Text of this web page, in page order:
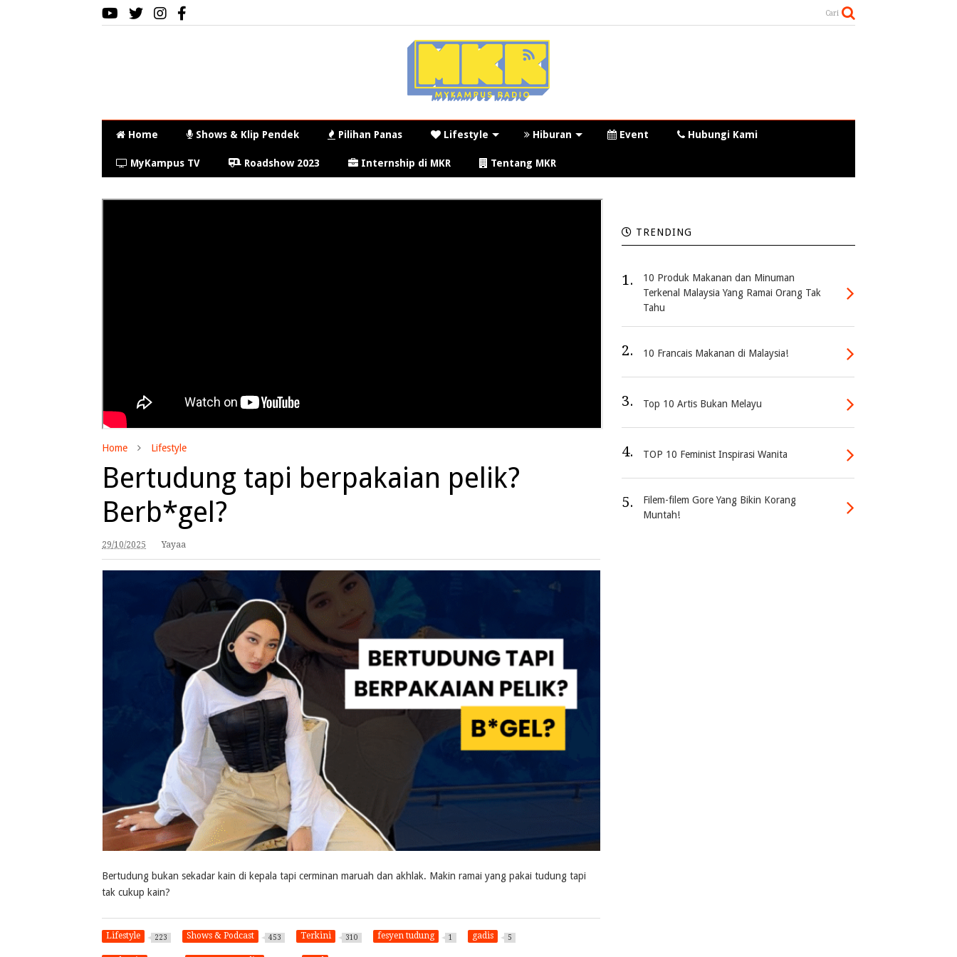
Cari
Home Shows & Klip Pendek Pilihan Panas Lifestyle Hiburan Event Hubungi Kami
MyKampus TV Roadshow 2023 Internship di MKR Tentang MKR
Home Lifestyle
Bertudung tapi berpakaian pelik?
Berb*gel?
29/10/2025 Yayaa
Bertudung bukan sekadar kain di kepala tapi cerminan maruah dan akhlak. Makin ramai yang pakai tudung tapi
tak cukup kain?
Lifestyle 223 Shows & Podcast 453 Terkini 310 fesyen tudung 1 gadis 5
TRENDING
1.
10 Produk Makanan dan Minuman
Terkenal Malaysia Yang Ramai Orang Tak
Tahu
2. 10 Francais Makanan di Malaysia!
3. Top 10 Artis Bukan Melayu
4. TOP 10 Feminist Inspirasi Wanita
5.
Filem-filem Gore Yang Bikin Korang
Muntah!